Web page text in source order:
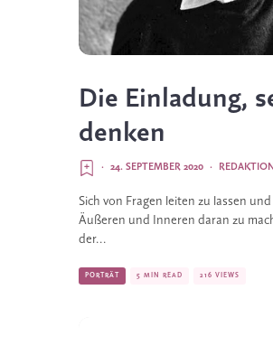
Die Einladung,
denken
REDAKTION
·
24. SEPTEMBER 2020
·
Sich von Fragen leiten zu lassen
Äußeren und Inneren daran zu
der...
PORTRÄT 5 MIN READ 216 VIEWS